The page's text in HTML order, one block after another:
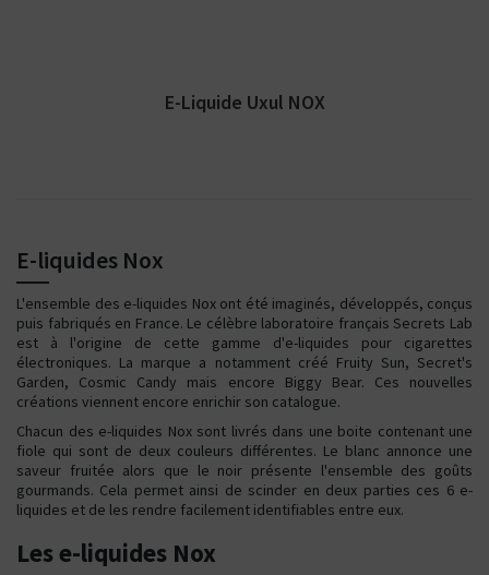
E-Liquide Uxul NOX
E-liquides Nox
L'ensemble des e-liquides Nox ont été imaginés, développés, conçus
puis fabriqués en France. Le célèbre laboratoire français Secrets Lab
est à l'origine de cette gamme d'e-liquides pour cigarettes
électroniques. La marque a notamment créé Fruity Sun, Secret's
Garden, Cosmic Candy mais encore Biggy Bear. Ces nouvelles
créations viennent encore enrichir son catalogue.
Chacun des e-liquides Nox sont livrés dans une boite contenant une
fiole qui sont de deux couleurs différentes. Le blanc annonce une
saveur fruitée alors que le noir présente l'ensemble des goûts
gourmands. Cela permet ainsi de scinder en deux parties ces 6 e-
liquides et de les rendre facilement identifiables entre eux.
Les e-liquides Nox